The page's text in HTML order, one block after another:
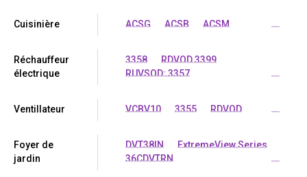
Cuisinière ACSG ACSB ACSM ...
Réchauffeur
électrique
3358
RDVOD 3399
RUVSOD: 3357
...
Ventillateur VCBV10 3355 RDVOD ...
Foyer de
jardin
DVT38IN
ExtremeView Series
36CDVTRN
...